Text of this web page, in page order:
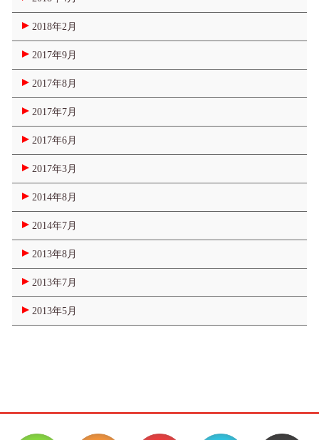
2018年2月
2017年9月
2017年8月
2017年7月
2017年6月
2017年3月
2014年8月
2014年7月
2013年8月
2013年7月
2013年5月